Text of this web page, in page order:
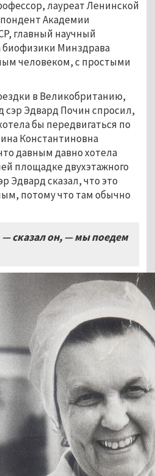
лауреат Ленинской
Академии
главный научный
биофизики Минздрава
человеком, с простыми
в Великобританию,
Эдвард Почин спросил,
бы передвигаться по
Константиновна
давным давно хотела
площадке двухэтажного
Эдвард сказал, что это
потому что там обычно
— сказал он, — мы поедем